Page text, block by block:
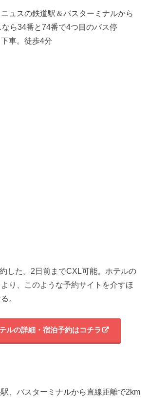
ニュスの鉄道駅＆バスターミナルから
ら34番と74番で4つ目のバス停
下車。徒歩4分
した。2日前までCXL可能。ホテルの
り、このような予約サイトを介すほ
。
ルの詳細・宿泊予約はコチラ
、バスターミナルから直線距離で2km